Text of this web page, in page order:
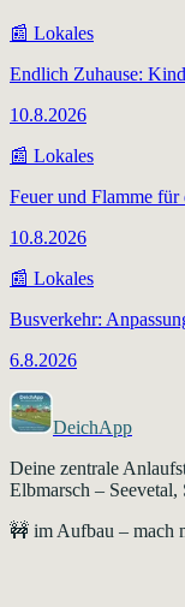
📰 Lokales
Endlich Zuhause:
10.8.2026
📰 Lokales
Feuer und Flamme für
10.8.2026
📰 Lokales
Busverkehr:
6.8.2026
DeichApp
Deine zentrale
Elbmarsch –
🚧 im Aufbau – mach